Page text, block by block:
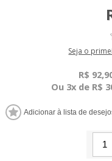
Seja o
R$
Ou 3x de R$